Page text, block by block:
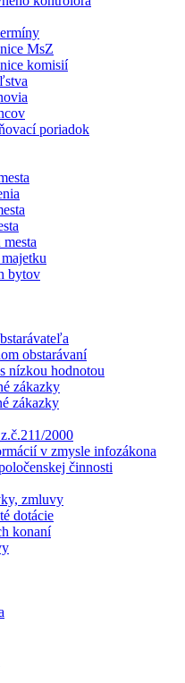
MsZ
komisií
poriadok
bytov
obstarávaní
nízkou hodnotou
zákazky
zákazky
2000
v zmysle infozákona
činnosti
zmluvy
dotácie
konaní